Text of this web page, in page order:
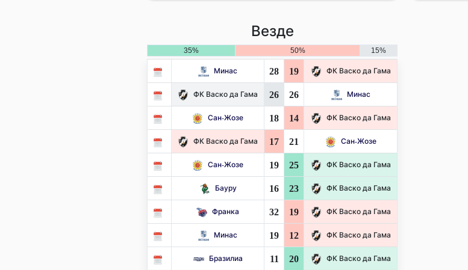
Везде
35% 50% 15%
Минас 28 19 ФК Васко да Гама
ФК Васко да Гама 26 26 Минас
Сан-Жозе 18 14 ФК Васко да Гама
ФК Васко да Гама 17 21 Сан-Жозе
Сан-Жозе 19 25 ФК Васко да Гама
Бауру 16 23 ФК Васко да Гама
Франка 32 19 ФК Васко да Гама
Минас 19 12 ФК Васко да Гама
Бразилиа 11 20 ФК Васко да Гама